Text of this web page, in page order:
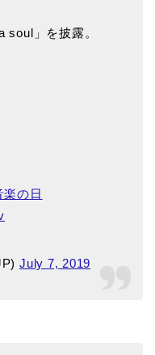
soul」を披露。
楽の日
July 7, 2019